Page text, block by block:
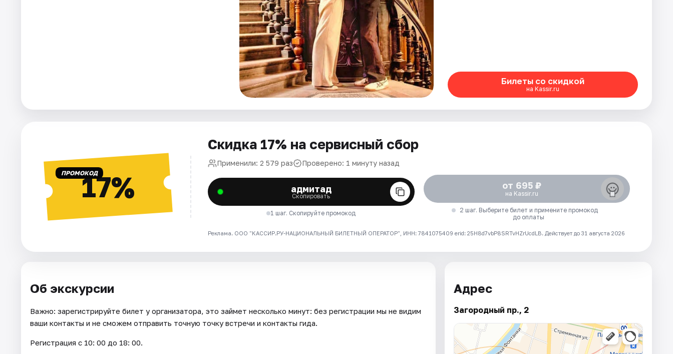
Билеты со скидкой
на Kassir.ru
ПРОМОКОД17%
Скидка 17% на сервисный сбор
Применили: 2 579 раз Проверено: 1 минуту назад
адмитад
Скопировать
1 шаг. Скопируйте промокод
от 695 ₽
на Kassir.ru
2 шаг. Выберите билет и примените промокод
до оплаты
Реклама. ООО "КАССИР.РУ-НАЦИОНАЛЬНЫЙ БИЛЕТНЫЙ ОПЕРАТОР", ИНН: 7841075409 erid: 25H8d7vbP8SRTvHZrUcdLB. Действует до 31 августа 2026
Об экскурсии
Важно: зарегистрируйте билет у организатора, это займет несколько минут: без регистрации мы не видим
ваши контакты и не сможем отправить точную точку встречи и контакты гида.
Регистрация с 10: 00 до 18: 00.
Адрес
Загородный пр., 2